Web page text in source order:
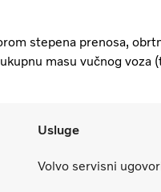
stepena prenosa,
masu vučnog
Usluge
Volvo servisni